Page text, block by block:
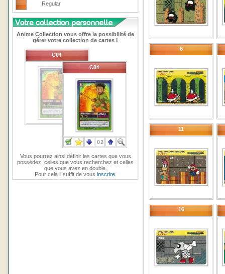
Regular
Anime Collection vous offre la possibilité de
gérer votre collection de cartes !
Vous pourrez ainsi définir les cartes que vous
possédez, celles que vous recherchez et celles
que vous avez en double.
Pour cela il suffit de vous inscrire.
6
11
16